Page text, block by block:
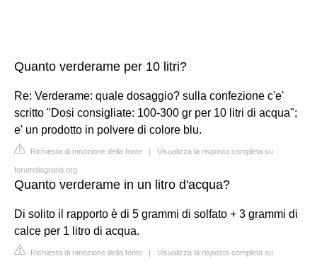
Quanto verderame per 10 litri?
Re: Verderame: quale dosaggio? sulla confezione c'e'
scritto "Dosi consigliate: 100-300 gr per 10 litri di acqua";
e' un prodotto in polvere di colore blu.
Richiesta di rimozione della fonte | Visualizza la risposta completa su
forumdiagraria.org
Quanto verderame in un litro d'acqua?
Di solito il rapporto è di 5 grammi di solfato + 3 grammi di
calce per 1 litro di acqua.
Richiesta di rimozione della fonte | Visualizza la risposta completa su